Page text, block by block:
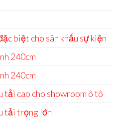
biệt cho sân khấu sự kiện
240cm
240cm
tải cao cho showroom ô tô
tải trọng lớn